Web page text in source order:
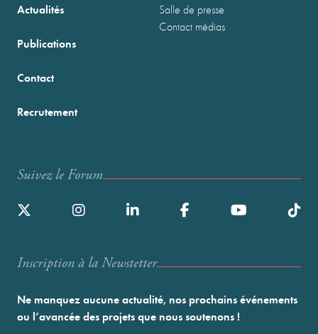
Actualités
Publications
Salle de presse
Contact médias
Contact
Recrutement
Suivez le Forum
Inscription à la Newstetter
Ne manquez aucune actualité, nos prochains événements
ou l’avancée des projets que nous soutenons !